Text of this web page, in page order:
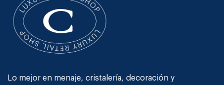
Lo mejor en menaje, cristalería, decoración y